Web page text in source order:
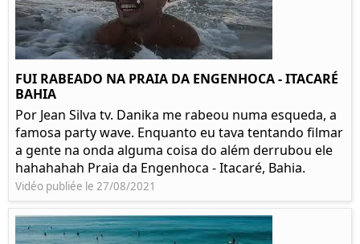
FUI RABEADO NA PRAIA DA ENGENHOCA - ITACARÉ
BAHIA
Por Jean Silva tv. Danika me rabeou numa esqueda, a
famosa party wave. Enquanto eu tava tentando filmar
a gente na onda alguma coisa do além derrubou ele
hahahahah Praia da Engenhoca - Itacaré, Bahia.
Vidéo publiée le 27/08/2021